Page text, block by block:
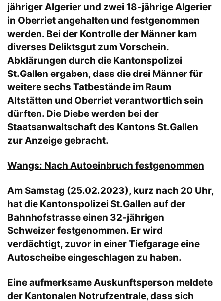
jähriger Algerier und zwei 18-jährige Algerier
in Oberriet angehalten und festgenommen
werden. Bei der Kontrolle der Männer kam
diverses Deliktsgut zum Vorschein.
Abklärungen durch die Kantonspolizei
St.Gallen ergaben, dass die drei Männer für
weitere sechs Tatbestände im Raum
Altstätten und Oberriet verantwortlich sein
dürften. Die Diebe werden bei der
Staatsanwaltschaft des Kantons St.Gallen
zur Anzeige gebracht.
Wangs: Nach Autoeinbruch festgenommen
Am Samstag (25.02.2023), kurz nach 20 Uhr,
hat die Kantonspolizei St.Gallen auf der
Bahnhofstrasse einen 32-jährigen
Schweizer festgenommen. Er wird
verdächtigt, zuvor in einer Tiefgarage eine
Autoscheibe eingeschlagen zu haben.
Eine aufmerksame Auskunftsperson meldete
der Kantonalen Notrufzentrale, dass sich